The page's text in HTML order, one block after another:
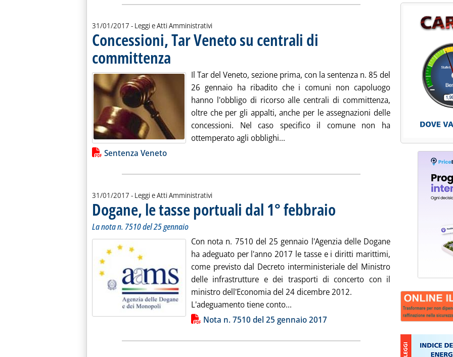
31/01/2017 - Leggi e Atti Amministrativi
Concessioni, Tar Veneto su centrali di
committenza
Il Tar del Veneto, sezione prima, con la sentenza n. 85 del
26 gennaio ha ribadito che i comuni non capoluogo
hanno l'obbligo di ricorso alle centrali di committenza,
oltre che per gli appalti, anche per le assegnazioni delle
concessioni. Nel caso specifico il comune non ha
ottemperato agli obblighi...
Lista allegati PDF alla notizia
Sentenza Veneto
31/01/2017 - Leggi e Atti Amministrativi
Dogane, le tasse portuali dal 1° febbraio
La nota n. 7510 del 25 gennaio
Con nota n. 7510 del 25 gennaio l'Agenzia delle Dogane
ha adeguato per l'anno 2017 le tasse e i diritti marittimi,
come previsto dal Decreto interministeriale del Ministro
delle infrastrutture e dei trasporti di concerto con il
ministro dell'Economia del 24 dicembre 2012.
L'adeguamento tiene conto... Leggi tutta la notizia: 'Dogane, le tasse
Lista allegati PDF alla notiziaNota n. 7510 del 25 gennaio 2017